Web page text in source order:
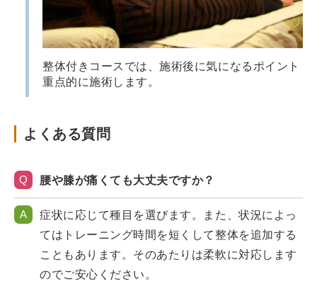
整体付きコースでは、施術後に気になるポイント
重点的に施術します。
よくある質問
Q 腰や膝が痛くても大丈夫ですか？
A
症状に応じて種目を選びます。また、状況によっ
てはトレーニング時間を短くして整体を追加する
こともあります。そのあたりは柔軟に対応します
のでご安心ください。